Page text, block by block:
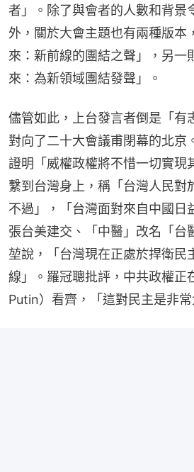
者」。除了與會者的人數和背景
外，關於大會主題也有兩種版本
來：新前線的團結之聲」，另一
來：為新領域團結發聲」。
儘管如此，上台發言者倒是「有
對向了二十大會議甫閉幕的北京
證明「威權政權將不惜一切實現
繫到台灣身上，稱「台灣人民對
不過」，「台灣面對來自中國日
張台美建交、「中醫」改名「台
堃說，「台灣現在正處於捍衛民
線」。羅冠聰批評，中共政權正
Putin）看齊，「這對民主是非常